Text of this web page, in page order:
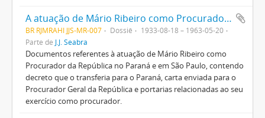
A atuação de Mário Ribeiro como Procurador da República no Paraná e em São Paulo
BR RJMRAHI JJS-MR-007 Dossiê
1933-08-18 – 1963-05-20
Parte de J.J. Seabra
Documentos referentes à atuação de Mário Ribeiro como
Procurador da República no Paraná e em São Paulo, contendo
decreto que o transferia para o Paraná, carta enviada para o
Procurador Geral da República e portarias relacionadas ao seu
exercício como procurador.